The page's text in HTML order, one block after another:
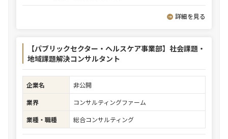
詳細を見る
【パブリックセクター・ヘルスケア事業部】社会課題・
地域課題解決コンサルタント
企業名
非公開
業界
コンサルティングファーム
業種・職種
総合コンサルティング